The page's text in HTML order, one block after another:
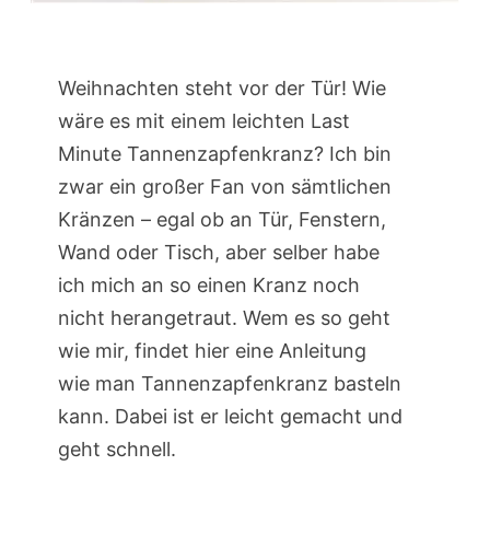
Weihnachten steht vor der Tür! Wie
wäre es mit einem leichten Last
Minute Tannenzapfenkranz? Ich bin
zwar ein großer Fan von sämtlichen
Kränzen – egal ob an Tür, Fenstern,
Wand oder Tisch, aber selber habe
ich mich an so einen Kranz noch
nicht herangetraut. Wem es so geht
wie mir, findet hier eine Anleitung
wie man Tannenzapfenkranz basteln
kann. Dabei ist er leicht gemacht und
geht schnell.